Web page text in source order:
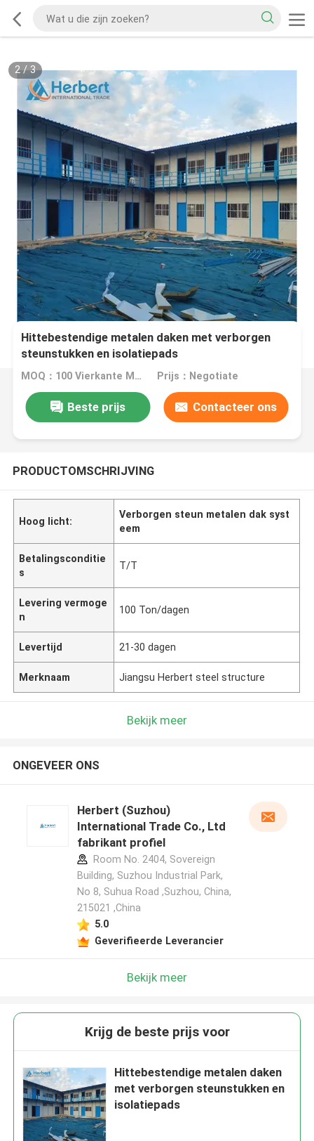
2/3
Hittebestendige metalen daken met verborgen
steunstukken en isolatiepads
MOQ：100 Vierkante Meters Prijs：Negotiate
Beste prijs Contacteer ons
PRODUCTOMSCHRIJVING
Hoog licht:
Verborgen steun metalen dak syst
eem
Betalingsconditie
s
T/T
Levering vermoge
n
100 Ton/dagen
Levertijd 21-30 dagen
Merknaam Jiangsu Herbert steel structure
Bekijk meer
ONGEVEER ONS
Herbert (Suzhou)
International Trade Co., Ltd
fabrikant profiel
Room No. 2404, Sovereign
Building, Suzhou Industrial Park,
No 8, Suhua Road ,Suzhou, China,
215021 ,China
5.0
Geverifieerde Leverancier
Bekijk meer
Krijg de beste prijs voor
Hittebestendige metalen daken
met verborgen steunstukken en
isolatiepads